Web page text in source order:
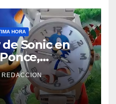
HORA
Sonic en
el que
REDACCION